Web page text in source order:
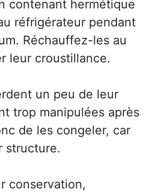
contenant hermétique
réfrigérateur pendant
Réchauffez-les au
leur croustillance.
un peu de leur
trop manipulées après
de les congeler, car
structure.
conservation,